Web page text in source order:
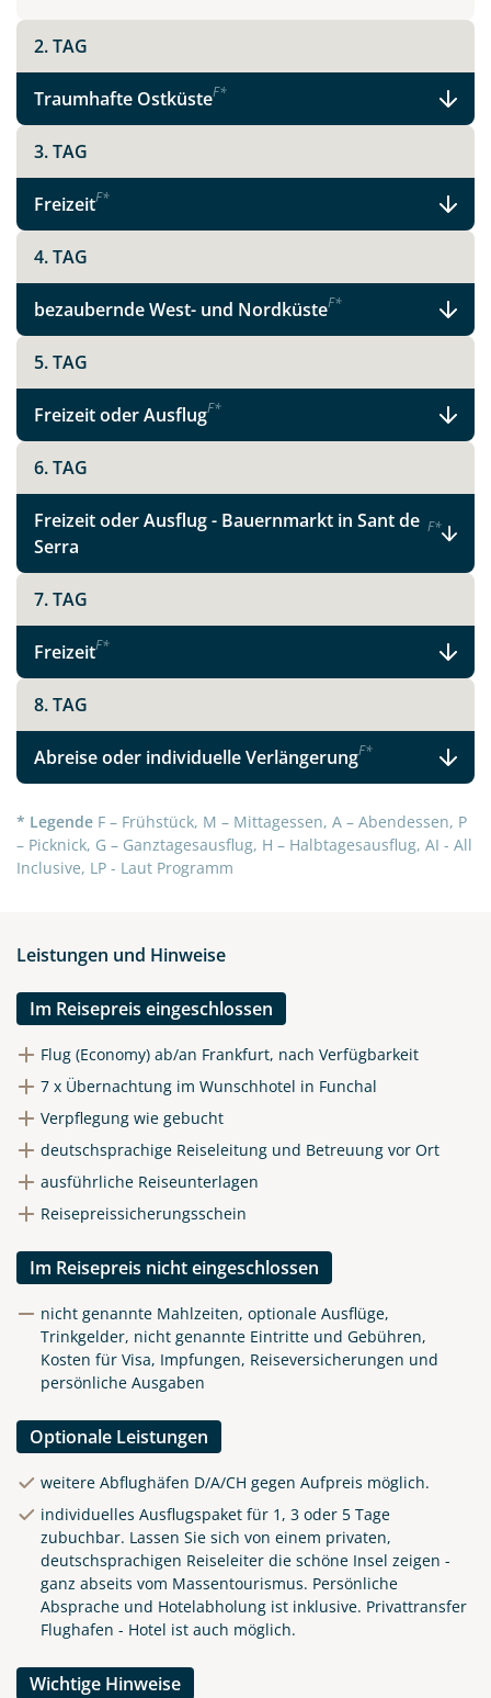
Teile diese Reise
Instagram
X
Telegram
per E-Mail senden
Link kopieren
2. TAG
Traumhafte OstküsteF*
3. TAG
FreizeitF*
4. TAG
bezaubernde West- und NordküsteF*
5. TAG
Freizeit oder AusflugF*
6. TAG
Freizeit oder Ausflug - Bauernmarkt in Sant de
Serra
F*
7. TAG
FreizeitF*
8. TAG
Abreise oder individuelle VerlängerungF*
* Legende F – Frühstück, M – Mittagessen, A – Abendessen, P
– Picknick, G – Ganztagesausflug, H – Halbtagesausflug, AI - All
Inclusive, LP - Laut Programm
Leistungen und Hinweise
Im Reisepreis eingeschlossen
Flug (Economy) ab/an Frankfurt, nach Verfügbarkeit
7 x Übernachtung im Wunschhotel in Funchal
Verpflegung wie gebucht
deutschsprachige Reiseleitung und Betreuung vor Ort
ausführliche Reiseunterlagen
Reisepreissicherungsschein
Im Reisepreis nicht eingeschlossen
nicht genannte Mahlzeiten, optionale Ausflüge,
Trinkgelder, nicht genannte Eintritte und Gebühren,
Kosten für Visa, Impfungen, Reiseversicherungen und
persönliche Ausgaben
Optionale Leistungen
weitere Abflughäfen D/A/CH gegen Aufpreis möglich.
individuelles Ausflugspaket für 1, 3 oder 5 Tage
zubuchbar. Lassen Sie sich von einem privaten,
deutschsprachigen Reiseleiter die schöne Insel zeigen -
ganz abseits vom Massentourismus. Persönliche
Absprache und Hotelabholung ist inklusive. Privattransfer
Flughafen - Hotel ist auch möglich.
Wichtige Hinweise